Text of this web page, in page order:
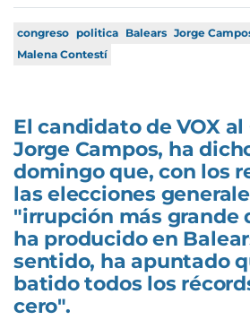
congreso politica Balears Jorge
Malena Contestí
El candidato de VOX al
Jorge Campos, ha
domingo que, con los
las elecciones
"irrupción más grande
ha producido en
sentido, ha apuntado
batido todos los
cero".